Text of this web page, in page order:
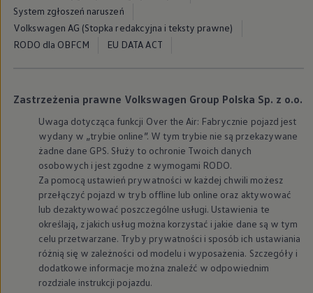
myVolkswagen
Serwis i części
Przegląd okresowy
Naprawy i przeglądy
Serwis i części na raty
Pakiet przeglądów dla Twojego Volkswagena
Badanie satysfakcji klienta – oceń nasz serwis
Ubezpieczenie opon
Akcesoria
Sklep online akcesoriów
Koła zimowe
Personalizacja
Urządzenia ładujące
Ochrona i pielęgnacja
Akcesoria do poszczególnych modeli
Rozwiązania transportowe i bagażowe
Elektronika i rozrywka
Usługi cyfrowe
Aktualizacje oprogramowania, map i radia
Aplikacje Volkswagen, logowanie i sklep
System zgłoszeń naruszeń
Volkswagen AG (Stopka redakcyjna i teksty prawne)
RODO dla OBFCM
EU DATA ACT
Zastrzeżenia prawne Volkswagen Group Polska Sp. z o.o.
Uwaga dotycząca funkcji Over the Air: Fabrycznie pojazd jest
wydany w „trybie online”. W tym trybie nie są przekazywane
żadne dane GPS. Służy to ochronie Twoich danych
osobowych i jest zgodne z wymogami RODO.
Za pomocą ustawień prywatności w każdej chwili możesz
przełączyć pojazd w tryb offline lub online oraz aktywować
lub dezaktywować poszczególne usługi. Ustawienia te
określają, z jakich usług można korzystać i jakie dane są w tym
celu przetwarzane. Tryby prywatności i sposób ich ustawiania
różnią się w zależności od modelu i wyposażenia. Szczegóły i
dodatkowe informacje można znaleźć w odpowiednim
rozdziale instrukcji pojazdu.